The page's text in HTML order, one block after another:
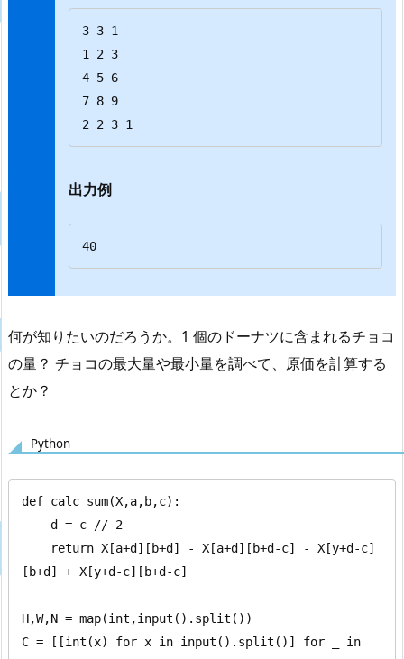
3 3 1
1 2 3
4 5 6
7 8 9
2 2 3 1
出力例
40
何が知りたいのだろうか。1 個のドーナツに含まれるチョコ
の量？ チョコの最大量や最小量を調べて、原価を計算する
とか？
Python
def calc_sum(X,a,b,c):
[b+d] + X[y+d-c][b+d-c]
H,W,N = map(int,input().split())
C = [[int(x) for x in input().split()] for _ in